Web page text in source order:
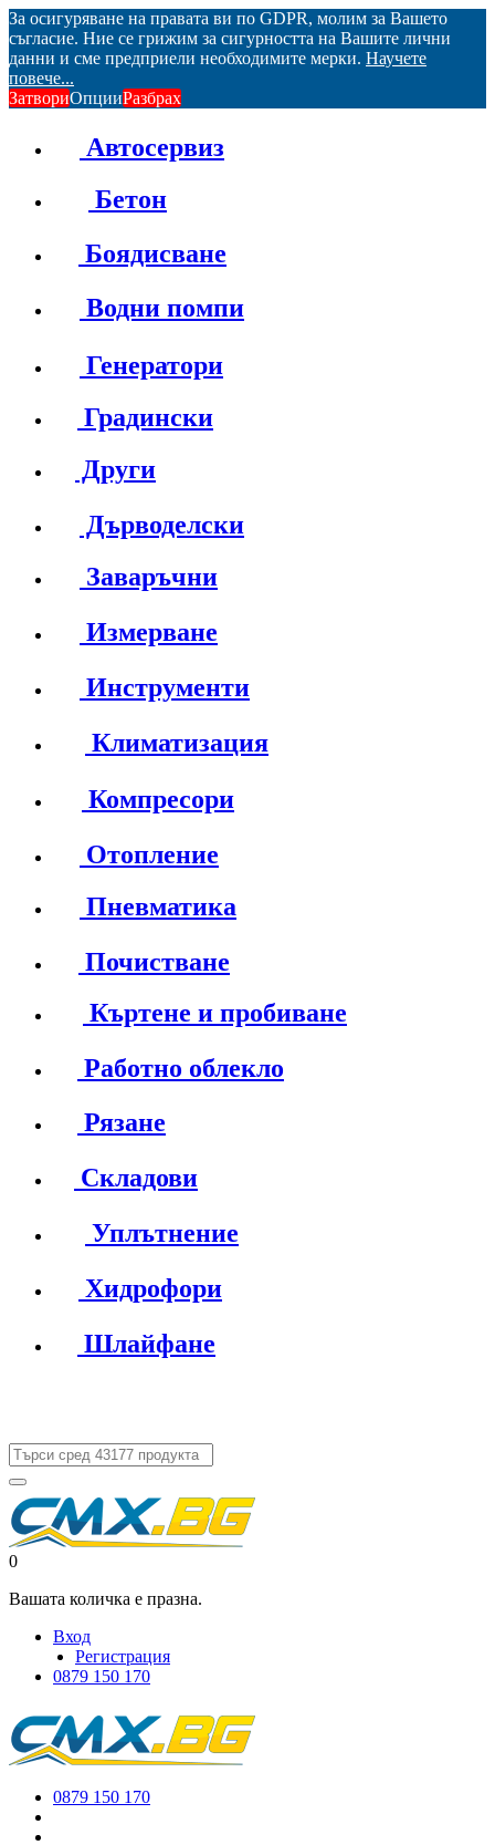
За осигуряване на правата ви по GDPR, молим за Вашето
съгласие. Ние се грижим за сигурността на Вашите лични
данни и сме предприели необходимите мерки. Научете
повече...
ЗатвориОпцииРазбрах
Автосервиз
Бетон
Боядисване
Водни помпи
Генератори
Градински
Други
Дърводелски
Заваръчни
Измерване
Инструменти
Климатизация
Компресори
Отопление
Пневматика
Почистване
Къртене и пробиване
Работно облекло
Рязане
Складови
Уплътнение
Хидрофори
Шлайфане
0
Вашата количка е празна.
Вход
Регистрация
0879 150 170
0879 150 170